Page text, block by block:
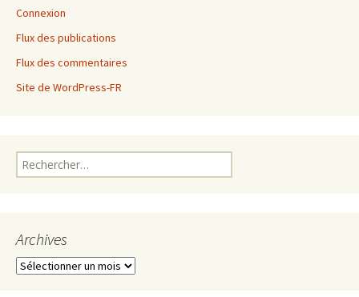
Connexion
Flux des publications
Flux des commentaires
Site de WordPress-FR
Rechercher :
Archives
Archives